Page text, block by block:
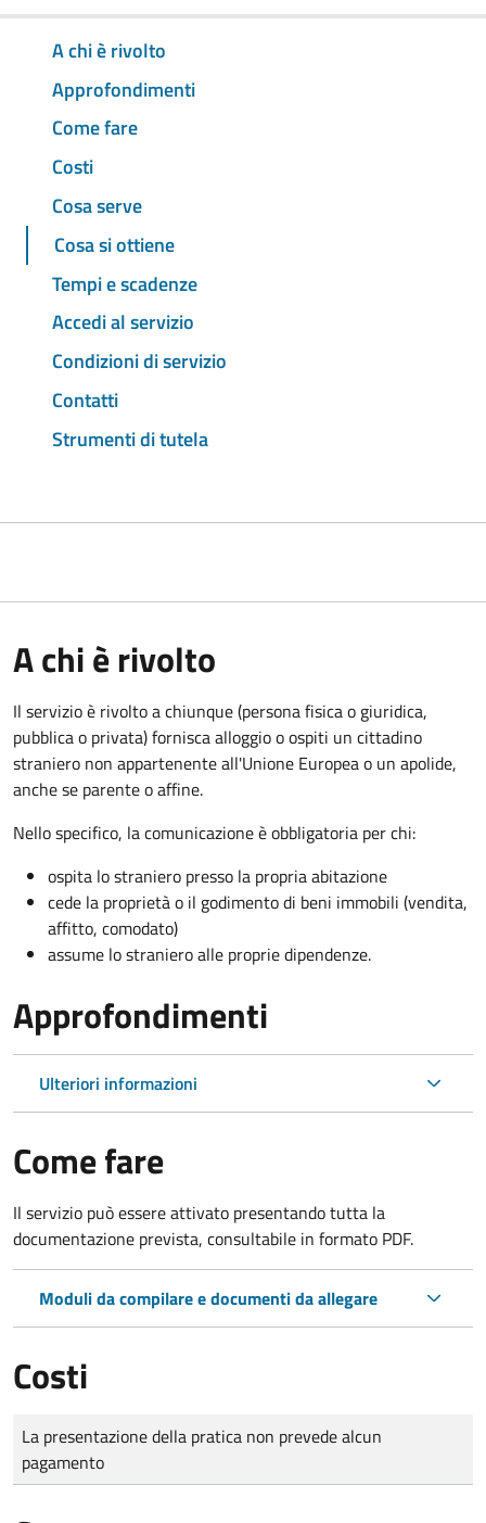
A chi è rivolto
Approfondimenti
Come fare
Costi
Cosa serve
Cosa si ottiene
Tempi e scadenze
Accedi al servizio
Condizioni di servizio
Contatti
Strumenti di tutela
A chi è rivolto
Il servizio è rivolto a chiunque (persona fisica o giuridica,
pubblica o privata) fornisca alloggio o ospiti un cittadino
straniero non appartenente all'Unione Europea o un apolide,
anche se parente o affine.
Nello specifico, la comunicazione è obbligatoria per chi:
ospita lo straniero presso la propria abitazione
cede la proprietà o il godimento di beni immobili (vendita,
affitto, comodato)
assume lo straniero alle proprie dipendenze.
Approfondimenti
Ulteriori informazioni
Come fare
Il servizio può essere attivato presentando tutta la
documentazione prevista, consultabile in formato PDF.
Moduli da compilare e documenti da allegare
Costi
Tipo di pagamento
Importo
La presentazione della pratica non prevede alcun
pagamento